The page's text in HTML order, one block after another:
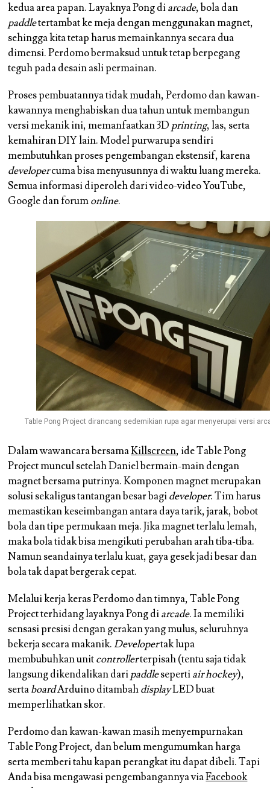
kedua area papan. Layaknya Pong diarcade, bola dan
paddletertambat ke meja dengan menggunakan magnet,
sehingga kita tetap harus memainkannya secara dua
dimensi. Perdomo bermaksud untuk tetap berpegang
teguh pada desain asli permainan.
Proses pembuatannya tidak mudah, Perdomo dan kawan-
kawannya menghabiskan dua tahun untuk membangun
versi mekanik ini, memanfaatkan 3D printing, las, serta
kemahiran DIY lain. Model purwarupa sendiri
membutuhkan proses pengembangan ekstensif, karena
developercuma bisa menyusunnya di waktu luang mereka.
Semua informasi diperoleh dari video-video YouTube,
Google dan forumonline.
Table Pong Project dirancang sedemikian rupa agar menyerupai versi
Dalam wawancara bersamaKillscreen, ide Table Pong
Project muncul setelah Daniel bermain-main dengan
magnet bersama putrinya. Komponen magnet merupakan
solusi sekaligus tantangan besar bagideveloper. Tim harus
memastikan keseimbangan antara daya tarik, jarak, bobot
bola dan tipe permukaan meja. Jika magnet terlalu lemah,
maka bola tidak bisa mengikuti perubahan arah tiba-tiba.
Namun seandainya terlalu kuat, gaya gesek jadi besar dan
bola tak dapat bergerak cepat.
Melalui kerja keras Perdomo dan timnya, Table Pong
Project terhidang layaknya Pong diarcade. Ia memiliki
sensasi presisi dengan gerakan yang mulus, seluruhnya
bekerja secara makanik.Developertak lupa
membubuhkan unitcontrollerterpisah (tentu saja tidak
langsung dikendalikan daripaddlesepertiair hockey),
sertaboardArduino ditambahdisplayLED buat
memperlihatkan skor.
Perdomo dan kawan-kawan masih menyempurnakan
Table Pong Project, dan belum mengumumkan harga
serta memberi tahu kapan perangkat itu dapat dibeli. Tapi
Anda bisa mengawasi pengembangannya viaFacebook